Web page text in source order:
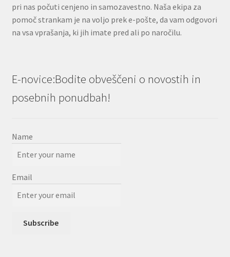
pri nas počuti cenjeno in samozavestno. Naša ekipa za
pomoč strankam je na voljo prek e-pošte, da vam odgovori
na vsa vprašanja, ki jih imate pred ali po naročilu.
E-novice:Bodite obveščeni o novostih in
posebnih ponudbah!
Name
Email